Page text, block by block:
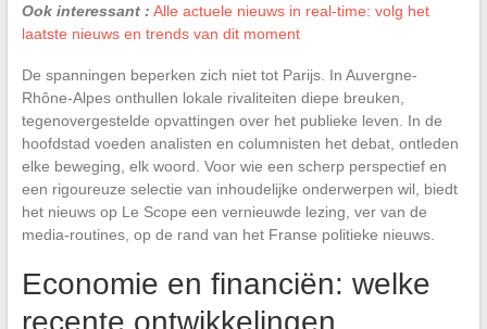
Ook interessant : Alle actuele nieuws in real-time: volg het
laatste nieuws en trends van dit moment
De spanningen beperken zich niet tot Parijs. In Auvergne-
Rhône-Alpes onthullen lokale rivaliteiten diepe breuken,
tegenovergestelde opvattingen over het publieke leven. In de
hoofdstad voeden analisten en columnisten het debat, ontleden
elke beweging, elk woord. Voor wie een scherp perspectief en
een rigoureuze selectie van inhoudelijke onderwerpen wil, biedt
het nieuws op Le Scope een vernieuwde lezing, ver van de
media-routines, op de rand van het Franse politieke nieuws.
Economie en financiën: welke
recente ontwikkelingen